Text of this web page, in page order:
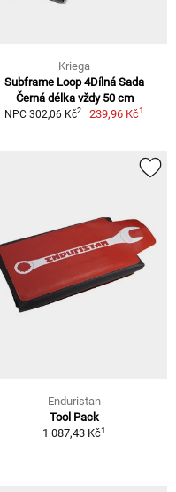
Kriega
Subframe Loop 4Dílná Sada
Černá délka vždy 50 cm
NPC 302,06 Kč2 239,96 Kč1
Enduristan
Tool Pack
1 087,43 Kč1